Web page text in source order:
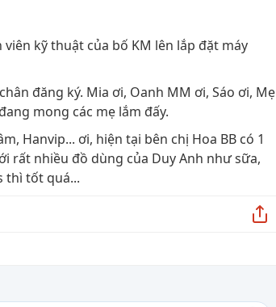
kỹ thuật của bố KM lên lắp đặt máy
đăng ký. Mia ơi, Oanh MM ơi, Sáo ơi, Mẹ
mong các mẹ lắm đấy.
Hanvip... ơi, hiện tại bên chị Hoa BB có 1
rất nhiều đồ dùng của Duy Anh như sữa,
thì tốt quá...